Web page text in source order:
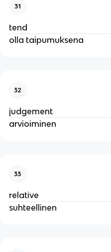
31
tend
olla taipumuksena
32
judgement
arvioiminen
33
relative
suhteellinen